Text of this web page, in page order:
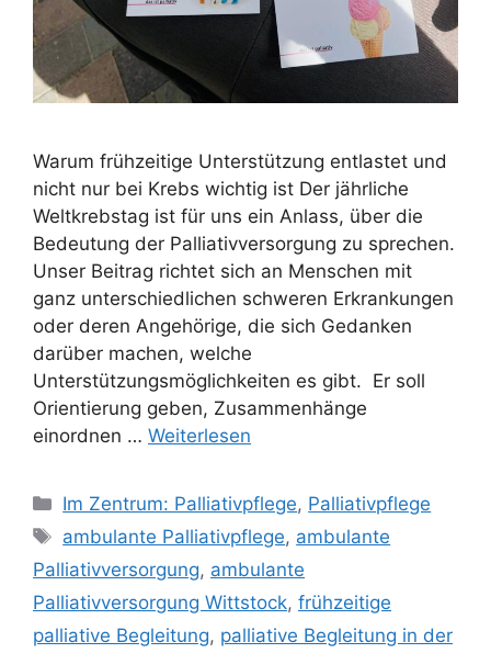
Warum frühzeitige Unterstützung entlastet und
nicht nur bei Krebs wichtig ist Der jährliche
Weltkrebstag ist für uns ein Anlass, über die
Bedeutung der Palliativversorgung zu sprechen.
Unser Beitrag richtet sich an Menschen mit
ganz unterschiedlichen schweren Erkrankungen
oder deren Angehörige, die sich Gedanken
darüber machen, welche
Unterstützungsmöglichkeiten es gibt. Er soll
Orientierung geben, Zusammenhänge
einordnen … Weiterlesen
Im Zentrum: Palliativpflege, Palliativpflege
ambulante Palliativpflege, ambulante
Palliativversorgung, ambulante
Palliativversorgung Wittstock, frühzeitige
palliative Begleitung, palliative Begleitung in der